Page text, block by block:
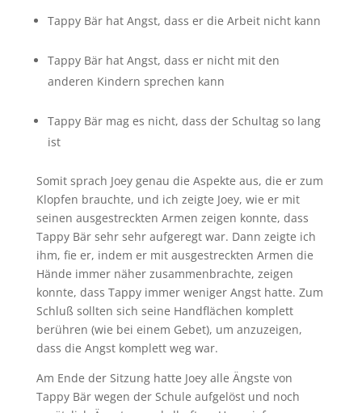
Tappy Bär hat Angst, dass er die Arbeit nicht kann
Tappy Bär hat Angst, dass er nicht mit den
anderen Kindern sprechen kann
Tappy Bär mag es nicht, dass der Schultag so lang
ist
Somit sprach Joey genau die Aspekte aus, die er zum
Klopfen brauchte, und ich zeigte Joey, wie er mit
seinen ausgestreckten Armen zeigen konnte, dass
Tappy Bär sehr sehr aufgeregt war. Dann zeigte ich
ihm, fie er, indem er mit ausgestreckten Armen die
Hände immer näher zusammenbrachte, zeigen
konnte, dass Tappy immer weniger Angst hatte. Zum
Schluß sollten sich seine Handflächen komplett
berühren (wie bei einem Gebet), um anzuzeigen,
dass die Angst komplett weg war.
Am Ende der Sitzung hatte Joey alle Ängste von
Tappy Bär wegen der Schule aufgelöst und noch